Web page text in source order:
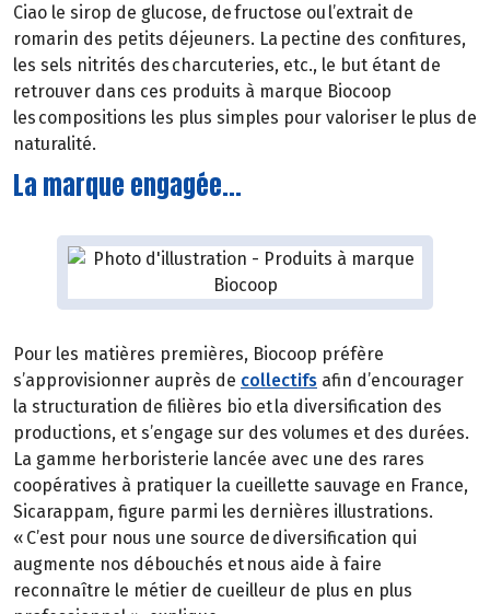
Ciao le sirop de glucose, de fructose ou l’extrait de
romarin des petits déjeuners. La pectine des confitures,
les sels nitrités des charcuteries, etc., le but étant de
retrouver dans ces produits à marque Biocoop
les compositions les plus simples pour valoriser le plus de
naturalité.
La marque engagée...
Pour les matières premières, Biocoop préfère
s’approvisionner auprès de collectifs afin d’encourager
la structuration de filières bio et la diversification des
productions, et s’engage sur des volumes et des durées.
La gamme herboristerie lancée avec une des rares
coopératives à pratiquer la cueillette sauvage en France,
Sicarappam, figure parmi les dernières illustrations.
« C’est pour nous une source de diversification qui
augmente nos débouchés et nous aide à faire
reconnaître le métier de cueilleur de plus en plus